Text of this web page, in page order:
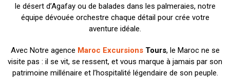
le désert d’Agafay ou de balades dans les palmeraies, notre
équipe dévouée orchestre chaque détail pour crée votre
aventure idéale.
Avec Notre agence Maroc ExcursionsTours, le Maroc ne se
visite pas : il se vit, se ressent, et vous marque à jamais par son
patrimoine millénaire et l’hospitalité légendaire de son peuple.